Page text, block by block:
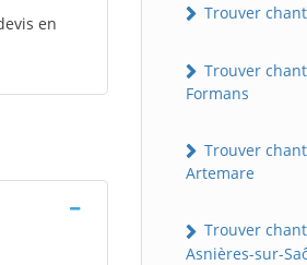
en
Trouver
Trouver
Formans
Trouver
Artemare
Trouver
Asnières-sur-